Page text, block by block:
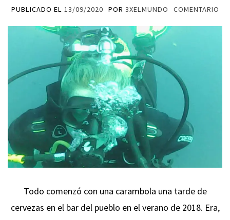
PUBLICADO EL 13/09/2020 POR 3XELMUNDO COMENTARIO
Todo comenzó con una carambola una tarde de
cervezas en el bar del pueblo en el verano de 2018. Era,